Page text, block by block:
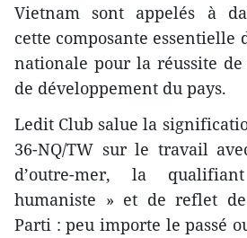
Vietnam sont appelés à
cette composante essentielle
nationale pour la réussite
de développement du pays.
Ledit Club salue la
36-NQ/TW sur le travail
d’outre-mer, la
humaniste » et de reflet
Parti : peu importe le passé